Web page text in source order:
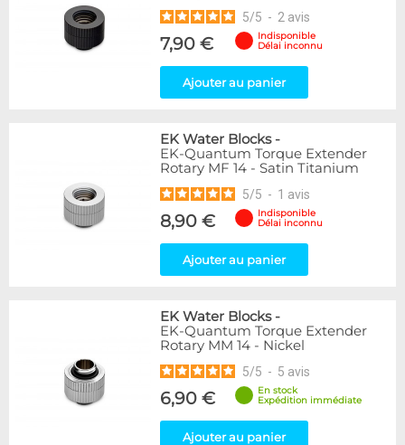
5/5 - 2 avis
7,90 €
Indisponible
Délai inconnu
Ajouter au panier
EK Water Blocks-
EK-Quantum Torque Extender
Rotary MF 14 - Satin Titanium
5/5 - 1 avis
8,90 €
Indisponible
Délai inconnu
Ajouter au panier
EK Water Blocks-
EK-Quantum Torque Extender
Rotary MM 14 - Nickel
5/5 - 5 avis
6,90 €
En stock
Expédition immédiate
Ajouter au panier